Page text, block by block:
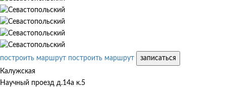
построить маршрут построить маршрут
записаться
Калужская
Научный проезд д.14а к.5